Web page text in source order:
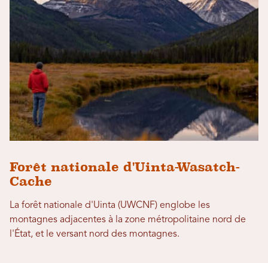
Forêt nationale d'Uinta-Wasatch-
Cache
La forêt nationale d'Uinta (UWCNF) englobe les
montagnes adjacentes à la zone métropolitaine nord de
l'État, et le versant nord des montagnes.